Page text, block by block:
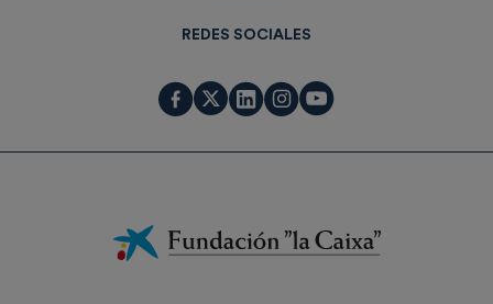
REDES SOCIALES
Fundación
La